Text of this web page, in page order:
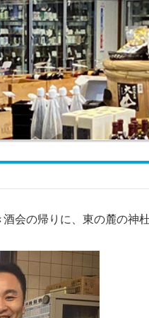
会の帰りに、東の麓の神